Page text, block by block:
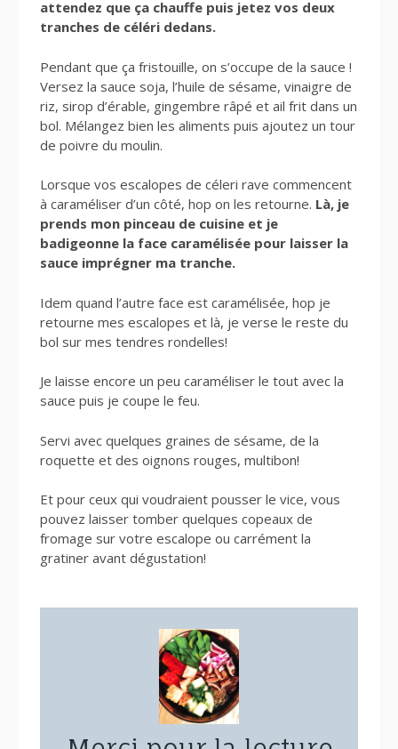
attendez que ça chauffe puis jetez vos deux
tranches de céléri dedans.
Pendant que ça fristouille, on s’occupe de la sauce !
Versez la sauce soja, l’huile de sésame, vinaigre de
riz, sirop d’érable, gingembre râpé et ail frit dans un
bol. Mélangez bien les aliments puis ajoutez un tour
de poivre du moulin.
Lorsque vos escalopes de céleri rave commencent
à caraméliser d’un côté, hop on les retourne. Là, je
prends mon pinceau de cuisine et je
badigeonne la face caramélisée pour laisser la
sauce imprégner ma tranche.
Idem quand l’autre face est caramélisée, hop je
retourne mes escalopes et là, je verse le reste du
bol sur mes tendres rondelles!
Je laisse encore un peu caraméliser le tout avec la
sauce puis je coupe le feu.
Servi avec quelques graines de sésame, de la
roquette et des oignons rouges, multibon!
Et pour ceux qui voudraient pousser le vice, vous
pouvez laisser tomber quelques copeaux de
fromage sur votre escalope ou carrément la
gratiner avant dégustation!